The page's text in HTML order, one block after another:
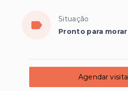
Situação
Pronto para morar
Agendar visita